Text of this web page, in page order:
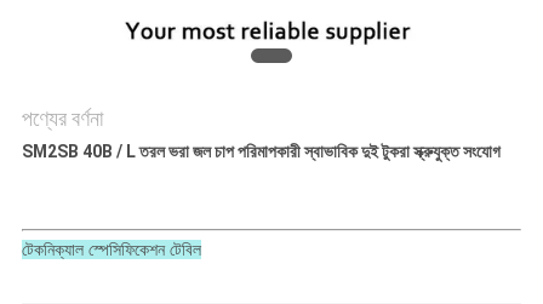
পণ্যের বর্ণনা
SM2SB 40B / L তরল ভরা জল চাপ পরিমাপকারী স্বাভাবিক দুই টুকরা স্ক্রুযুক্ত সংযোগ
টেকনিক্যাল স্পেসিফিকেশন টেবিল